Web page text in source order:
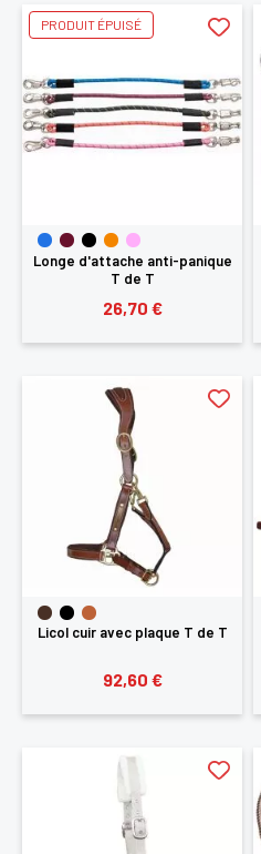
Longe d'attache anti-panique
T de T
26,70 €
PRODUIT ÉPUISÉ
Licol cuir avec plaque T de T
92,60 €